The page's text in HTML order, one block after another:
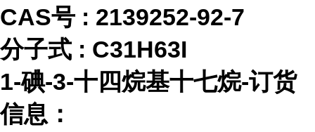
CAS号 : 2139252-92-7
分子式 : C31H63I
1-碘-3-十四烷基十七烷-订货
信息：